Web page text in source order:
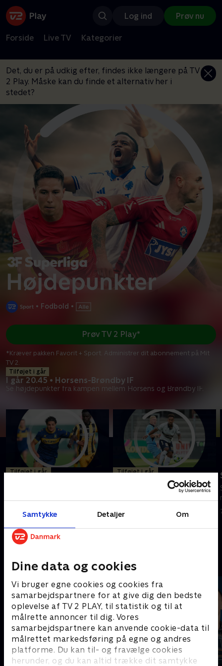
Samtykke Detaljer Om
Dine data og cookies
Vi bruger egne cookies og cookies fra
samarbejdspartnere for at give dig den bedste
oplevelse af TV 2 PLAY, til statistik og til at
målrette annoncer til dig. Vores
samarbejdspartnere kan anvende cookie-data til
målrettet markedsføring på egne og andres
platforme. Du kan til- og fravælge cookies
herunder, og du kan altid trække dit samtykke
Log ind Prøv nu
Forside Live TV Kategorier
Det, du er på udkig efter, findes ikke længere på TV
2 Play. Måske kan du finde et alternativ her i
stedet?
• Fodbold •
Tilføjet i går
I går 20.45 • Horsens-Brøndby IF
Se højdepunkter fra kampen mellem Horsens og Brøndby IF.
Prøv TV 2 Play*
*Kræver pakken Favorit + Sport. Administrer dit abonnement på Mit
TV 2.
Tilføjet i går Tilføjet i går
Randers FC-Lyngby
mellem Randers FC og Lyngby
Andre så også